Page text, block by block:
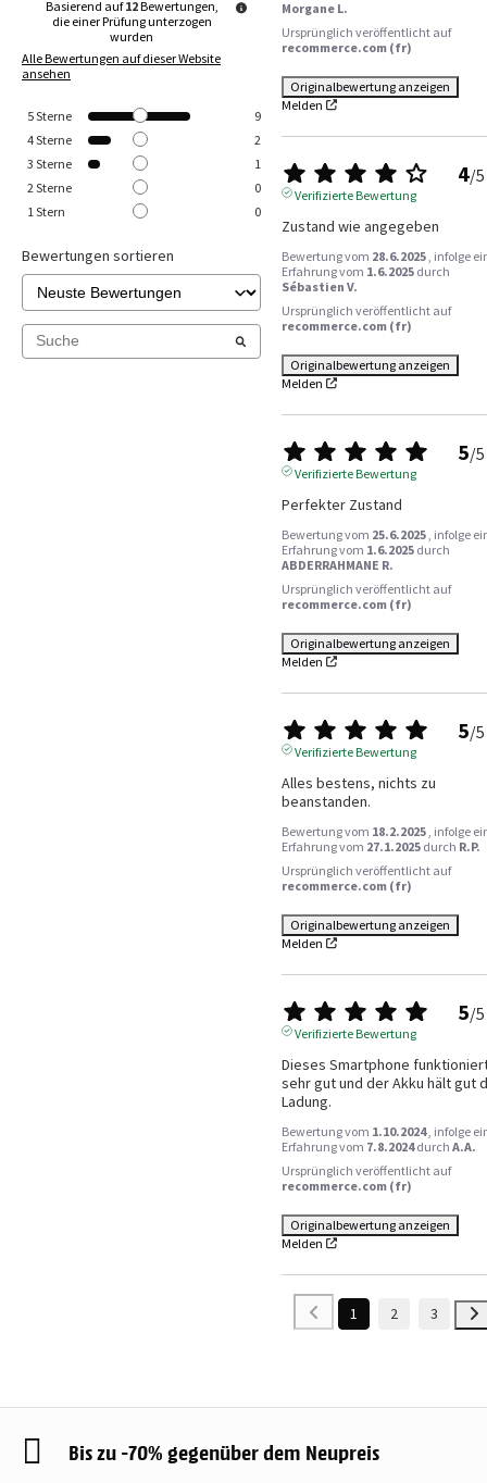
Basierend auf12Bewertungen,
die einer Prüfung unterzogen
wurden
Alle Bewertungen auf dieser Website
ansehen
5Sterne
9
4Sterne
2
3 Sterne
1
2 Sterne
0
1 Stern 0
Bewertungen sortieren
Morgane L.
Ursprünglich veröffentlicht auf
recommerce.com (fr)
Originalbewertung anzeigen
Melden
4/5
Verifizierte Bewertung
Zustand wie angegeben
Bewertung vom 28.6.2025 , infolge
Erfahrung vom 1.6.2025 durch
Sébastien V.
Ursprünglich veröffentlicht auf
recommerce.com (fr)
Originalbewertung anzeigen
Melden
5/5
Verifizierte Bewertung
Perfekter Zustand
Bewertung vom 25.6.2025 , infolge
Erfahrung vom 1.6.2025 durch
ABDERRAHMANE R.
Ursprünglich veröffentlicht auf
recommerce.com (fr)
Originalbewertung anzeigen
Melden
5/5
Verifizierte Bewertung
Alles bestens, nichts zu
beanstanden.
Bewertung vom 18.2.2025 , infolge
Erfahrung vom 27.1.2025 durch R.P.
Ursprünglich veröffentlicht auf
recommerce.com (fr)
Originalbewertung anzeigen
Melden
5/5
Verifizierte Bewertung
Dieses Smartphone
sehr gut und der Akku hält gut
Ladung.
Bewertung vom 1.10.2024 , infolge
Erfahrung vom 7.8.2024 durch A.A.
Ursprünglich veröffentlicht auf
recommerce.com (fr)
Originalbewertung anzeigen
Melden
1 2 3
Bis zu -70% gegenüber dem Neupreis